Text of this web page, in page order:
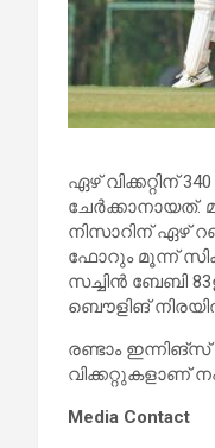
ഏഴ് വിക്കറ്റിന്
ചേർക്കാനായത്.
നിസാറിന് ഏഴ്
ഫോറും മൂന്ന്
സച്ചിൻ ബേബി
ബൌളിങ്
രണ്ടാം
വിക്കറ്റുകളാണ്
Media Contact